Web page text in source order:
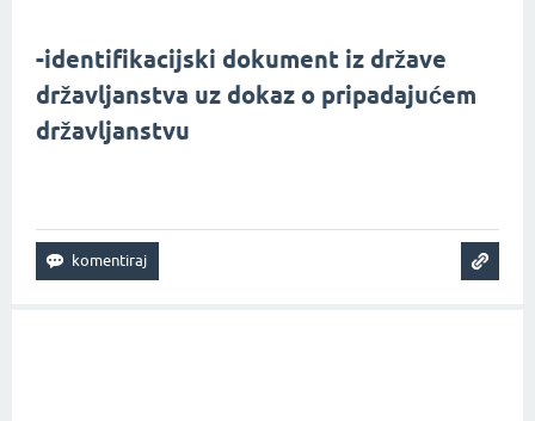
-identifikacijski dokument iz države
državljanstva uz dokaz o pripadajućem
državljanstvu